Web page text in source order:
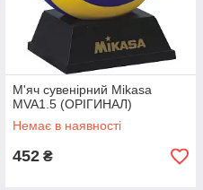
М'яч сувенірний Mikasa
MVA1.5 (ОРІГИНАЛ)
Немає в наявності
452 ₴